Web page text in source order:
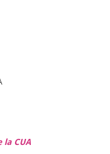
la CUA